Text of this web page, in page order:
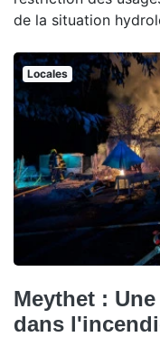
de la situation
Locales
Meythet :
dans